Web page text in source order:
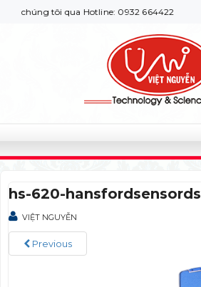
tôi qua Hotline: 0932 664422
hs-620-hansfordsensords
VIỆT NGUYỄN
Previous